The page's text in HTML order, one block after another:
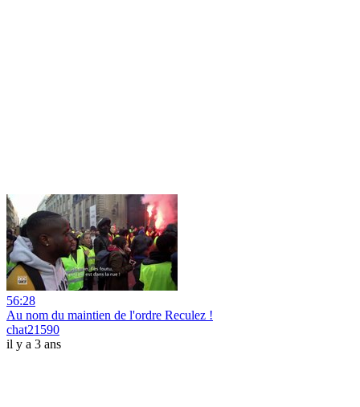
56:28
Au nom du maintien de l'ordre Reculez !
chat21590
il y a 3 ans